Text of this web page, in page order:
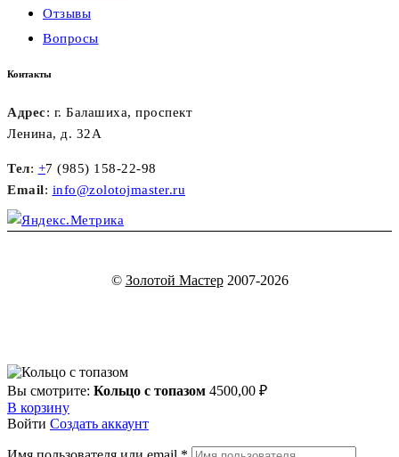
Отзывы
Вопросы
Контакты
Адрес: г. Балашиха, проспект
Ленина, д. 32А
Тел: +7 (985) 158-22-98
Email: info@zolotojmaster.ru
© Золотой Мастер2007-2026
Вы смотрите: Кольцо с топазом 4500,00 ₽
В корзину
Войти Создать аккаунт